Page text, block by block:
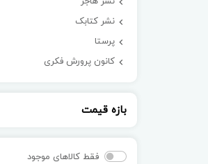
نشر کتابک
پرستا
کانون پرورش فکری
بازه قیمت
فقط کالاهای موجود